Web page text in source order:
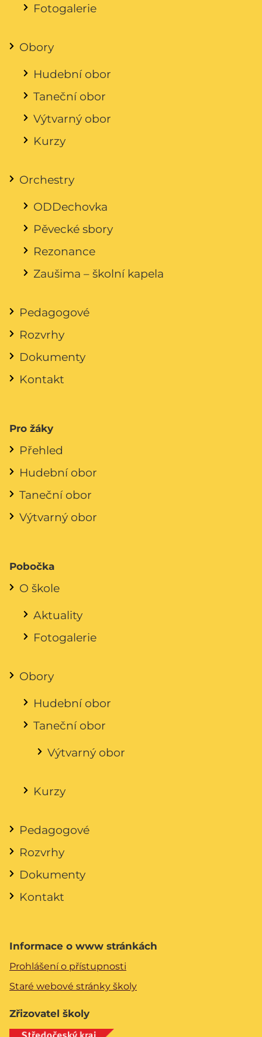
Fotogalerie
Obory
Hudební obor
Taneční obor
Výtvarný obor
Kurzy
Orchestry
ODDechovka
Pěvecké sbory
Rezonance
Zaušima – školní kapela
Pedagogové
Rozvrhy
Dokumenty
Kontakt
Pro žáky
Přehled
Hudební obor
Taneční obor
Výtvarný obor
Pobočka
O škole
Aktuality
Fotogalerie
Obory
Hudební obor
Taneční obor
Výtvarný obor
Kurzy
Pedagogové
Rozvrhy
Dokumenty
Kontakt
Informace o www stránkách
Prohlášení o přístupnosti
Staré webové stránky školy
Zřizovatel školy